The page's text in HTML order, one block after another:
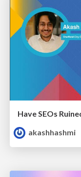
akashhashmi